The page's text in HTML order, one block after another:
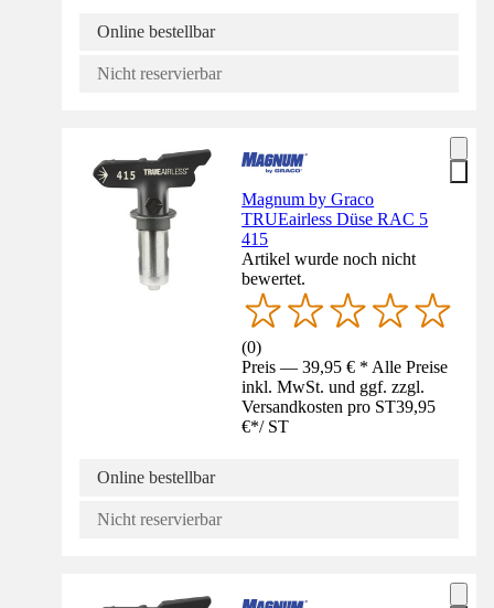
Online bestellbar
Nicht reservierbar
Magnum by Graco
TRUEairless Düse RAC 5
415
Artikel wurde noch nicht
bewertet.
(0)
Preis — 39,95 € * Alle Preise
inkl. MwSt. und ggf. zzgl.
Versandkosten pro ST39,95
€*/ ST
Online bestellbar
Nicht reservierbar